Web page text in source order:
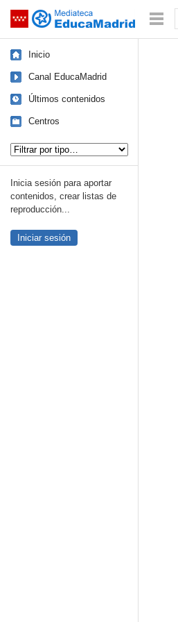
Saltar navegación
Inicio
Canal EducaMadrid
Últimos contenidos
Centros
Inicia sesión para aportar
contenidos, crear listas de
reproducción...
Iniciar sesión